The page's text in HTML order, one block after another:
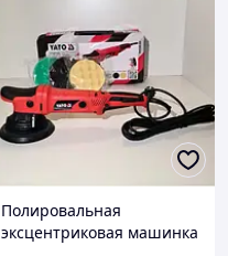
Полировальная
эксцентриковая машинка